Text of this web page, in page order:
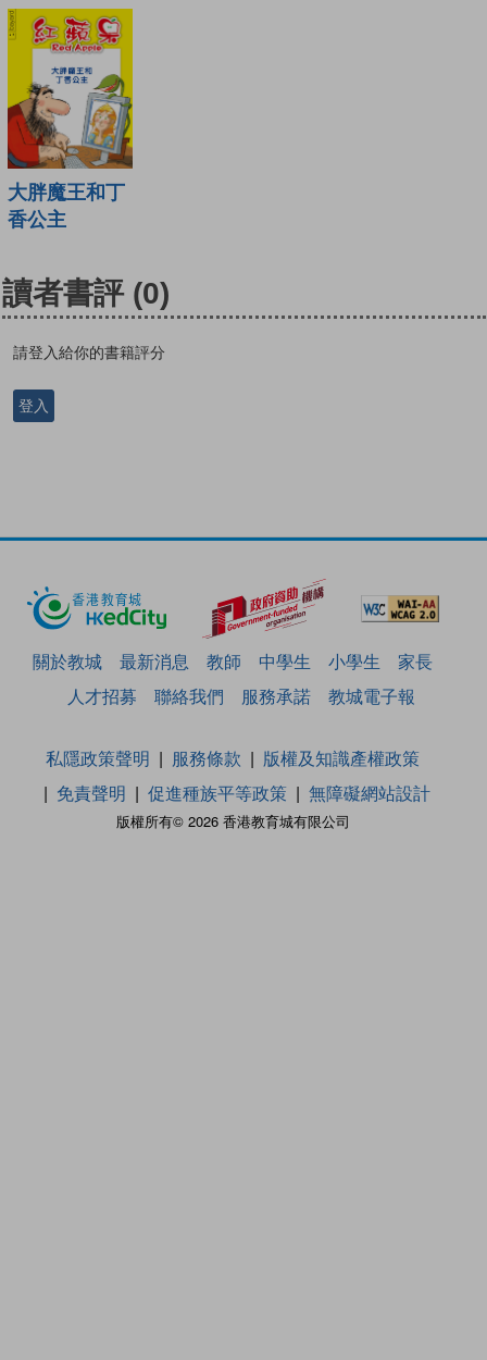
大胖魔王和丁
香公主
讀者書評 (0)
請登入給你的書籍評分
登入
關於教城 最新消息 教師 中學生 小學生
家長
人才招募
聯絡我們 服務承諾 教城電子報
版權所有© 2026 香港教育城有限公司
私隱政策聲明 服務條款
版權及知識產權政策
免責聲明
促進種族平等政策 無障礙網站設計